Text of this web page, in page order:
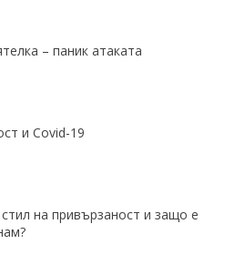
– паник атаката
и Covid-19
на привързаност и защо е